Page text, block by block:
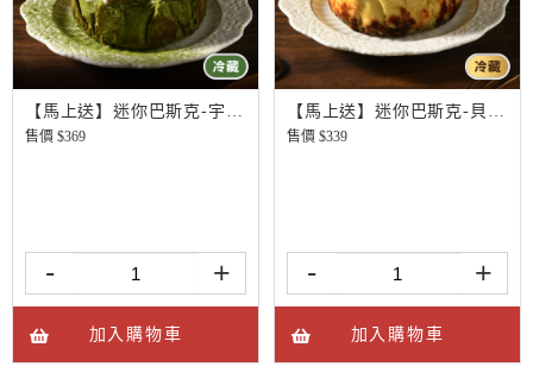
【馬上送】迷你巴斯克-宇治抹茶
售價 $369
- +
加入購物車
【馬上送】迷你巴斯克-貝可拉極濃巧克力
售價 $339
- +
加入購物車